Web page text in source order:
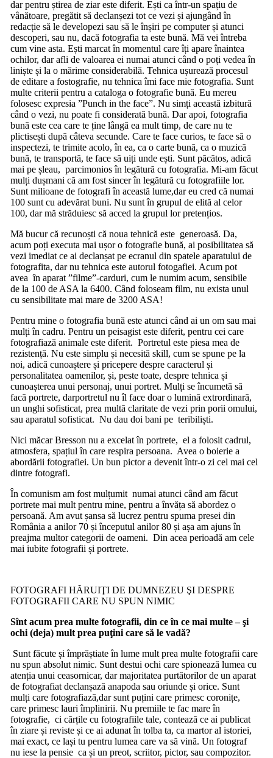
dar pentru știrea de ziar este diferit. Ești ca într-un spațiu de
vânătoare, pregătit să declanșezi tot ce vezi și ajungând în
redacție să le developezi sau să le înșiri pe computer și atunci
descoperi, sau nu, dacă fotografia ta este bună. Mă vei întreba
cum vine asta. Ești marcat în momentul care îți apare înaintea
ochilor, dar afli de valoarea ei numai atunci când o poți vedea în
liniște și la o mărime considerabilă. Tehnica ușurează procesul
de editare a fostografie, nu tehnica îmi face mie fotografia. Sunt
multe criterii pentru a cataloga o fotografie bună. Eu mereu
folosesc expresia ”Punch in the face”. Nu simți această izbitură
când o vezi, nu poate fi considerată bună. Dar apoi, fotografia
bună este cea care te ține lângă ea mult timp, de care nu te
plictisești după câteva secunde. Care te face curios, te face să o
inspectezi, te trimite acolo, în ea, ca o carte bună, ca o muzică
bună, te transportă, te face să uiți unde ești. Sunt păcătos, adică
mai pe șleau, parcimonios în legătură cu fotografia. Mi-am făcut
mulți dușmani că am fost sincer în legătură cu fotografiile lor.
Sunt milioane de fotografi în această lume,dar eu cred că numai
100 sunt cu adevărat buni. Nu sunt în grupul de elită al celor
100, dar mă străduiesc să acced la grupul lor pretențios.
Mă bucur că recunoști că noua tehnică este generoasă. Da,
acum poți executa mai ușor o fotografie bună, ai posibilitatea să
vezi imediat ce ai declanșat pe ecranul din spatele aparatului de
fotografita, dar nu tehnica este autorul fotogafiei. Acum pot
avea în aparat ”filme”-carduri, cum le numim acum, sensibile
de la 100 de ASA la 6400. Când foloseam film, nu exista unul
cu sensibilitate mai mare de 3200 ASA!
Pentru mine o fotografia bună este atunci când ai un om sau mai
mulți în cadru. Pentru un peisagist este diferit, pentru cei care
fotografiază animale este diferit. Portretul este piesa mea de
rezistență. Nu este simplu și necesită skill, cum se spune pe la
noi, adică cunoaștere și pricepere despre caracterul și
personalitatea oamenilor, și, peste toate, despre tehnica și
cunoașterea unui personaj, unui portret. Mulți se încumetă să
facă portrete, darportretul nu îl face doar o lumină extrordinară,
un unghi sofisticat, prea multă claritate de vezi prin porii omului,
sau aparatul sofisticat. Nu dau doi bani pe teribiliști.
Nici măcar Bresson nu a excelat în portrete, el a folosit cadrul,
atmosfera, spațiul în care respira persoana. Avea o boierie a
abordării fotografiei. Un bun pictor a devenit într-o zi cel mai cel
dintre fotografi.
În comunism am fost mulțumit numai atunci când am făcut
portrete mai mult pentru mine, pentru a învăța să abordez o
persoană. Am avut șansa să lucrez pentru spuma presei din
România a anilor 70 și începutul anilor 80 și așa am ajuns în
preajma multor categorii de oameni. Din acea perioadă am cele
mai iubite fotografii și portrete.
FOTOGRAFI HĂRUIŢI DE DUMNEZEU ŞI DESPRE
FOTOGRAFII CARE NU SPUN NIMIC
Sînt acum prea multe fotografii, din ce în ce mai multe – şi
ochi (deja) mult prea puţini care să le vadă?
Sunt făcute și împrăștiate în lume mult prea multe fotografii care
nu spun absolut nimic. Sunt destui ochi care spionează lumea cu
atenția unui ceasornicar, dar majoritatea purtătorilor de un aparat
de fotografiat declanșază anapoda sau oriunde și orice. Sunt
mulți care fotografiază,dar sunt puțini care primesc coronițe,
care primesc lauri împlinirii. Nu premiile te fac mare în
fotografie, ci cărțile cu fotografiile tale, contează ce ai publicat
în ziare și reviste și ce ai adunat în tolba ta, ca martor al istoriei,
mai exact, ce lași tu pentru lumea care va să vină. Un fotograf
nu iese la pensie ca și un preot, scriitor, pictor, sau compozitor.